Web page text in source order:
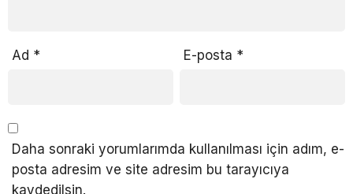
Ad * E-posta *
Daha sonraki yorumlarımda kullanılması için adım, e-
posta adresim ve site adresim bu tarayıcıya
kaydedilsin.